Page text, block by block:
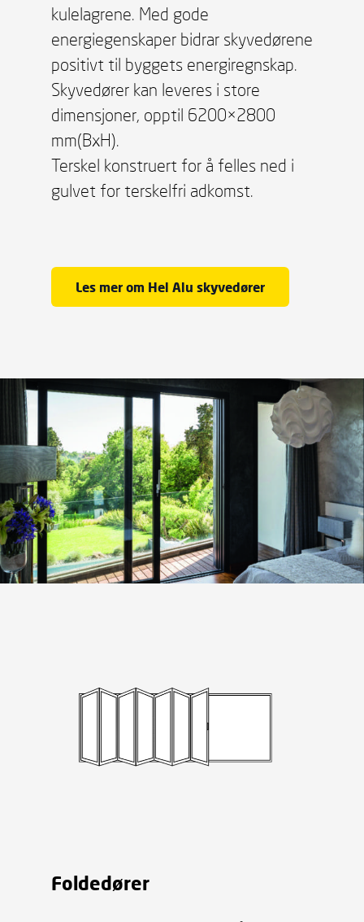
kulelagrene. Med gode
energiegenskaper bidrar skyvedørene
positivt til byggets energiregnskap.
Skyvedører kan leveres i store
dimensjoner, opptil 6200×2800
mm(BxH).
Terskel konstruert for å felles ned i
gulvet for terskelfri adkomst.
Les mer om Hel Alu skyvedører
Foldedører